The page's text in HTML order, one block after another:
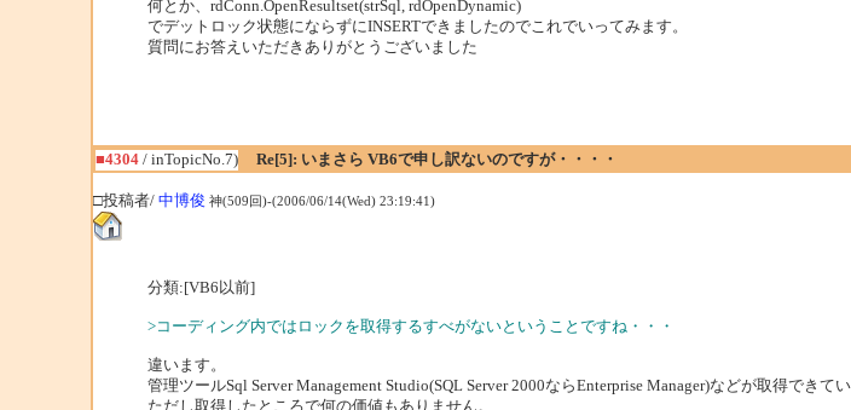
何とか、rdConn.OpenResultset(strSql, rdOpenDynamic)
でデットロック状態にならずにINSERTできましたのでこれでいってみます。
質問にお答えいただきありがとうございました
■4304/ inTopicNo.7)
Re[5]: いまさら VB6で申し訳ないのですが・・・・
□投稿者/ 中博俊 神(509回)-(2006/06/14(Wed) 23:19:41)
分類:[VB6以前]
>コーディング内ではロックを取得するすべがないということですね・・・
違います。
管理ツールSql Server Management Studio(SQL Server 2000ならEnterprise Manager)などが取得でき
ただし取得したところで何の価値もありません。